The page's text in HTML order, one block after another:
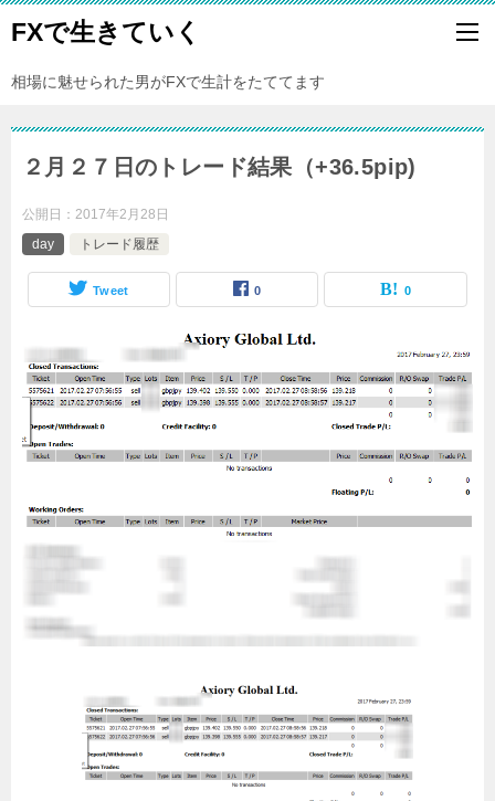
FXで生きていく
相場に魅せられた男がFXで生計をたててます
２月２７日のトレード結果（+36.5pip)
公開日： 2017年2月28日
day
トレード履歴
Tweet 0 0